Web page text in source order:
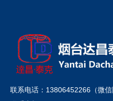
联系电话：13806452266（微